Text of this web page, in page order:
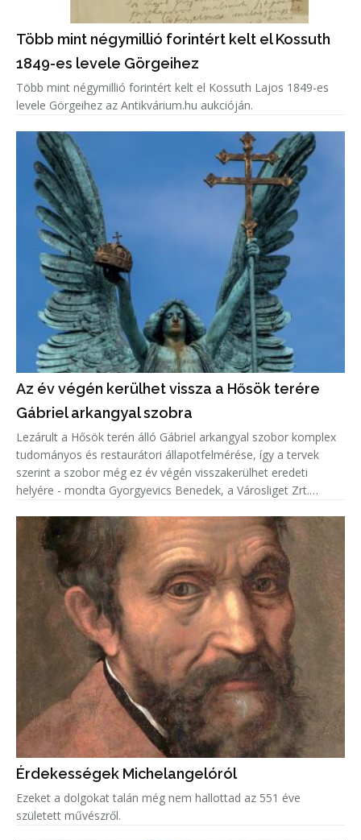
Több mint négymillió forintért kelt el Kossuth
1849-es levele Görgeihez
Több mint négymillió forintért kelt el Kossuth Lajos 1849-es
levele Görgeihez az Antikvárium.hu aukcióján.
Az év végén kerülhet vissza a Hősök terére
Gábriel arkangyal szobra
Lezárult a Hősök terén álló Gábriel arkangyal szobor komplex
tudományos és restaurátori állapotfelmérése, így a tervek
szerint a szobor még ez év végén visszakerülhet eredeti
helyére - mondta Gyorgyevics Benedek, a Városliget Zrt.
Érdekességek Michelangelóról
Ezeket a dolgokat talán még nem hallottad az 551 éve
született művészről.